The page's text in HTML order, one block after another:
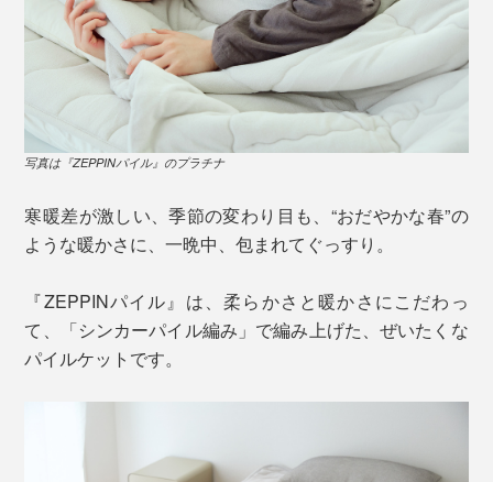
写真は『ZEPPINパイル』のプラチナ
寒暖差が激しい、季節の変わり目も、“おだやかな春”の
ような暖かさに、一晩中、包まれてぐっすり。
『ZEPPINパイル』は、柔らかさと暖かさにこだわっ
て、「シンカーパイル編み」で編み上げた、ぜいたくな
パイルケットです。